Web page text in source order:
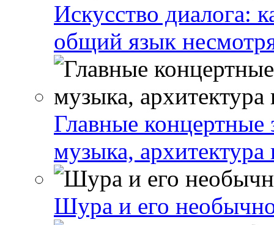
Искусство диалога:
общий язык
Главные концертные
музыка, архитектура
Шура и его